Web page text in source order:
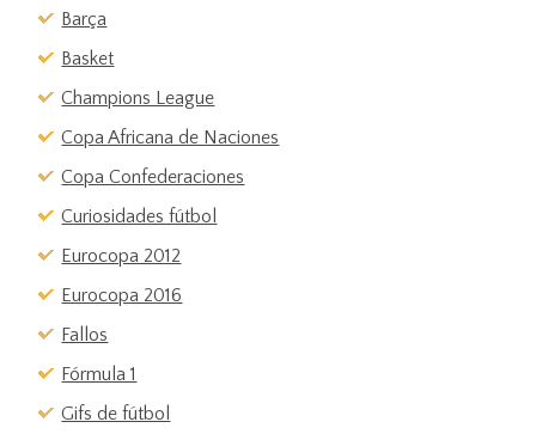
Barça
Basket
Champions League
Copa Africana de Naciones
Copa Confederaciones
Curiosidades fútbol
Eurocopa 2012
Eurocopa 2016
Fallos
Fórmula 1
Gifs de fútbol